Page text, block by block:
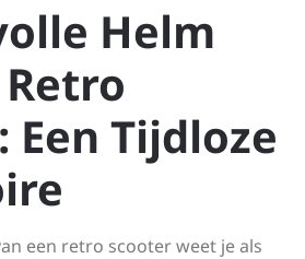
Helm
Een Tijdloze
een retro scooter weet je als